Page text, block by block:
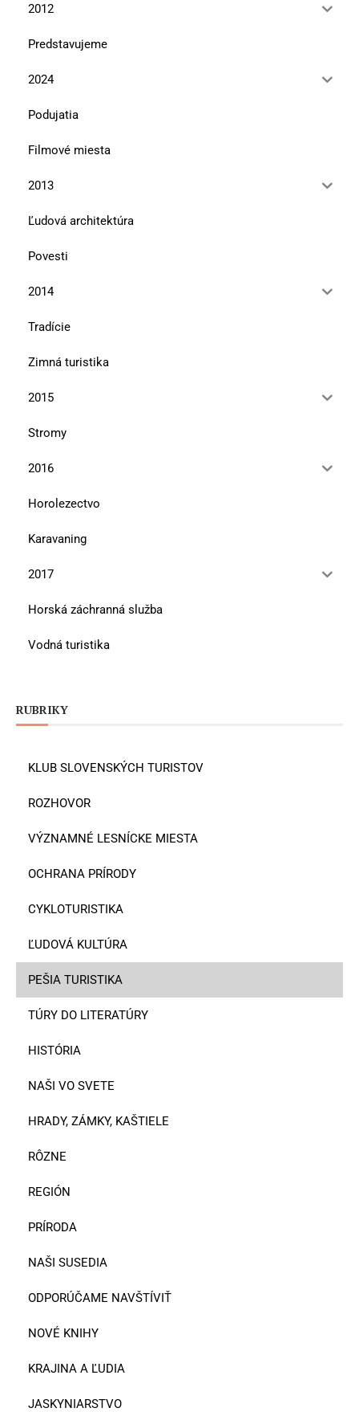
2012
Predstavujeme
2024
Podujatia
Filmové miesta
2013
Ľudová architektúra
Povesti
2014
Tradície
Zimná turistika
2015
Stromy
2016
Horolezectvo
Karavaning
2017
Horská záchranná služba
Vodná turistika
RUBRIKY
KLUB SLOVENSKÝCH TURISTOV
ROZHOVOR
VÝZNAMNÉ LESNÍCKE MIESTA
OCHRANA PRÍRODY
CYKLOTURISTIKA
ĽUDOVÁ KULTÚRA
PEŠIA TURISTIKA
TÚRY DO LITERATÚRY
HISTÓRIA
NAŠI VO SVETE
HRADY, ZÁMKY, KAŠTIELE
RÔZNE
REGIÓN
PRÍRODA
NAŠI SUSEDIA
ODPORÚČAME NAVŠTÍVIŤ
NOVÉ KNIHY
KRAJINA A ĽUDIA
JASKYNIARSTVO